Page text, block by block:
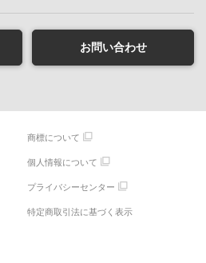
お問い合わせ
商標について
個人情報について
プライバシーセンター
特定商取引法に基づく表示